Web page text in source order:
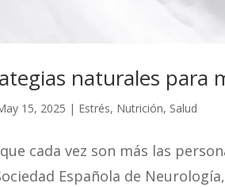
naturales para
15, 2025 | Estrés, Nutrición, Salud
cada vez son más las
Española de